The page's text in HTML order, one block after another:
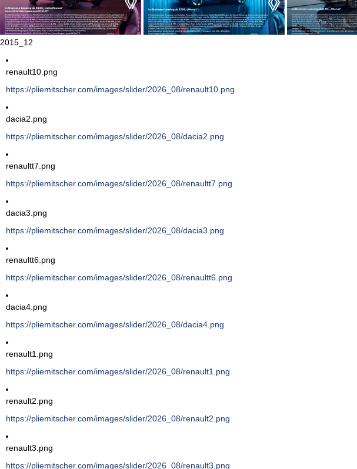
2015_12
renault10.png
https://pliemitscher.com/images/slider/2026_08/renault10.png
dacia2.png
https://pliemitscher.com/images/slider/2026_08/dacia2.png
renaultt7.png
https://pliemitscher.com/images/slider/2026_08/renaultt7.png
dacia3.png
https://pliemitscher.com/images/slider/2026_08/dacia3.png
renaultt6.png
https://pliemitscher.com/images/slider/2026_08/renaultt6.png
dacia4.png
https://pliemitscher.com/images/slider/2026_08/dacia4.png
renault1.png
https://pliemitscher.com/images/slider/2026_08/renault1.png
renault2.png
https://pliemitscher.com/images/slider/2026_08/renault2.png
renault3.png
https://pliemitscher.com/images/slider/2026_08/renault3.png